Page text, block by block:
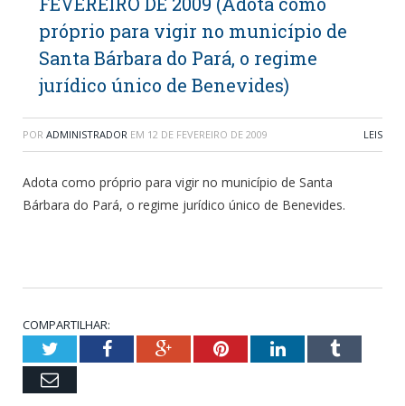
próprio para vigir no município de
Santa Bárbara do Pará, o regime
jurídico único de Benevides)
POR ADMINISTRADOR EM 12 DE FEVEREIRO DE 2009 LEIS
Adota como próprio para vigir no município de Santa
Bárbara do Pará, o regime jurídico único de Benevides.
COMPARTILHAR:
TwitterFacebookGoogle+PinterestLinkedInTumblr
Email